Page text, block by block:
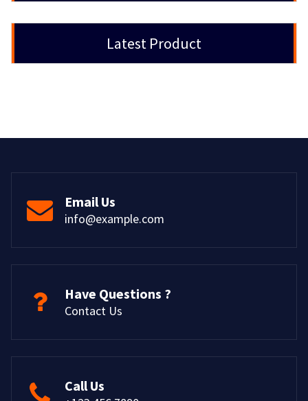
Latest Product
Email Us
info@example.com
Have Questions ?
Contact Us
Call Us